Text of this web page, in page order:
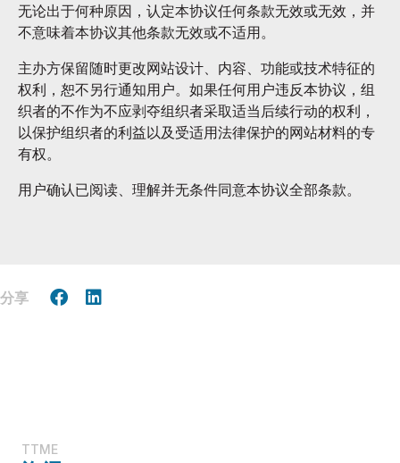
无论出于何种原因，认定本协议任何条款无效或无效，并
不意味着本协议其他条款无效或不适用。
主办方保留随时更改网站设计、内容、功能或技术特征的
权利，恕不另行通知用户。如果任何用户违反本协议，组
织者的不作为不应剥夺组织者采取适当后续行动的权利，
以保护组织者的利益以及受适用法律保护的网站材料的专
有权。
用户确认已阅读、理解并无条件同意本协议全部条款。
分享
TTME